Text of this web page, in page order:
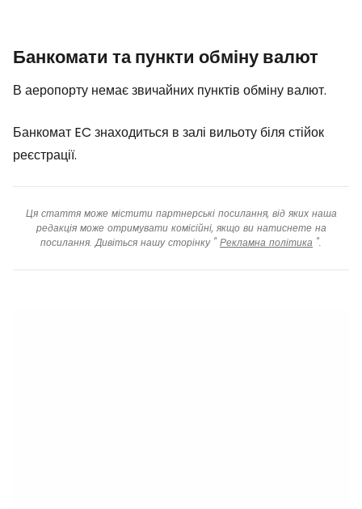
Банкомати та пункти обміну валют
В аеропорту немає звичайних пунктів обміну валют.
Банкомат EC знаходиться в залі вильоту біля стійок
реєстрації.
Ця стаття може містити партнерські посилання, від яких наша
редакція може отримувати комісійні, якщо ви натиснете на
посилання. Дивіться нашу сторінку " Рекламна політика ".